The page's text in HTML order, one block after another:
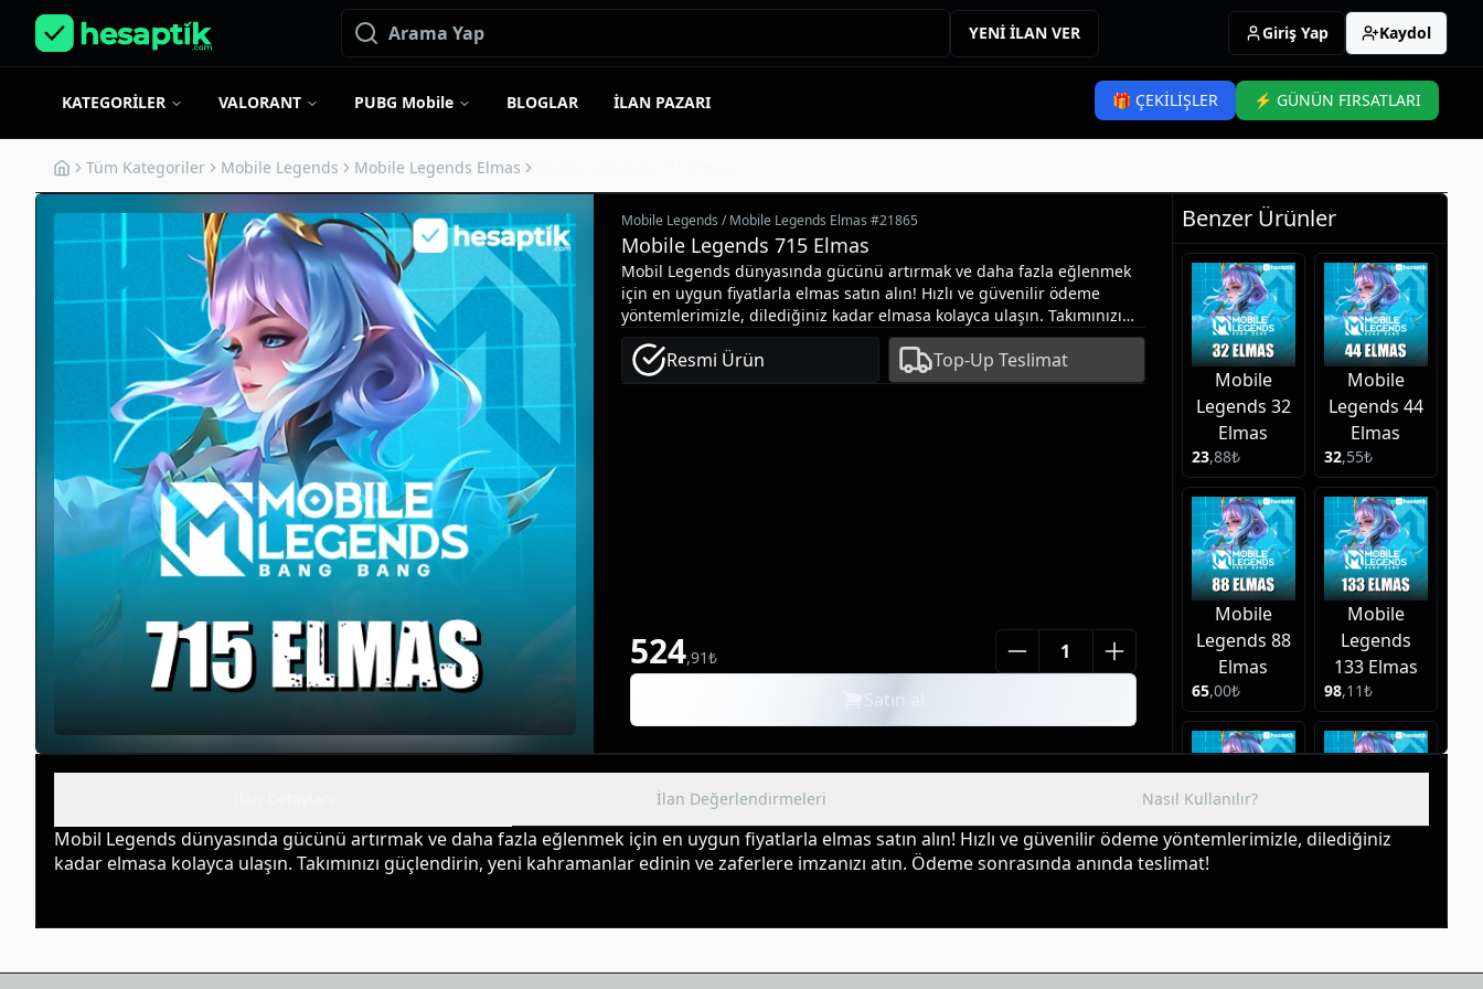
YENİ İLAN VER Giriş Yap Kaydol
KATEGORİLER VALORANT PUBG Mobile BLOGLAR İLAN PAZARI 🎁 ÇEKİLİŞLER ⚡ GÜNÜN FIRSATLARI
Tüm Kategoriler Mobile Legends Mobile Legends Elmas
Mobile Legends /Mobile Legends Elmas #21865
Mobile Legends 715 Elmas
Mobil Legends dünyasında gücünü artırmak ve daha fazla eğlenmek
için en uygun fiyatlarla elmas satın alın! Hızlı ve güvenilir ödeme
yöntemlerimizle, dilediğiniz kadar elmasa kolayca ulaşın. Takımınızı
güçlendirin, yeni kahramanlar edinin ve zaferlere imzanızı atın.
Ödeme sonrasında anında teslimat!
Resmi Ürün Top-Up Teslimat
524,91₺
Satın al
Benzer Ürünler
Mobile
Legends 32
Elmas
23,88₺
Mobile
Legends 44
Elmas
32,55₺
Mobile
Legends 88
Elmas
65,00₺
Mobile
Legends
133 Elmas
98,11₺
Mobile
Legends
162,79₺
Mobile
227,80₺
İlan Değerlendirmeleri Nasıl Kullanılır?
Mobil Legends dünyasında gücünü artırmak ve daha fazla eğlenmek için en uygun fiyatlarla elmas satın alın! Hızlı ve güvenilir ödeme yöntemlerimizle, dilediğiniz
kadar elmasa kolayca ulaşın. Takımınızı güçlendirin, yeni kahramanlar edinin ve zaferlere imzanızı atın. Ödeme sonrasında anında teslimat!